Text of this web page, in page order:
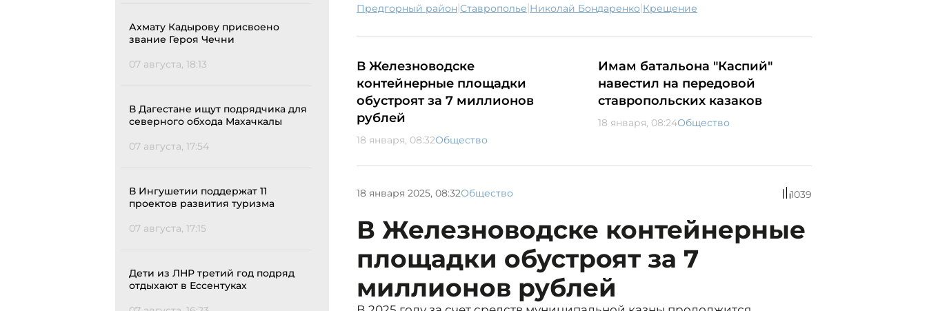
Ахмату Кадырову присвоено
звание Героя Чечни
07 августа, 18:13
В Дагестане ищут подрядчика для
северного обхода Махачкалы
07 августа, 17:54
В Ингушетии поддержат 11
проектов развития туризма
07 августа, 17:15
Дети из ЛНР третий год подряд
отдыхают в Ессентуках
Предгорный район| Ставрополье| Николай Бондаренко| крещение
В Железноводске
контейнерные площадки
обустроят за 7 миллионов
рублей
18 января, 08:32Общество
Имам батальона "Каспий"
навестил на передовой
ставропольских казаков
18 января, 08:24Общество
18 января 2025, 08:32Общество 1039
В Железноводске контейнерные
площадки обустроят за 7
миллионов рублей